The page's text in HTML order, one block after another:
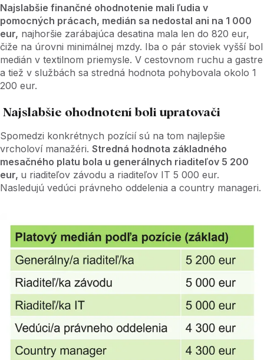
Najslabšie finančné ohodnotenie mali ľudia v
pomocných prácach, medián sa nedostal ani na 1 000
eur, najhoršie zarábajúca desatina mala len do 820 eur,
čiže na úrovni minimálnej mzdy. Iba o pár stoviek vyšší bol
medián v textilnom priemysle. V cestovnom ruchu a gastre
a tiež v službách sa stredná hodnota pohybovala okolo 1
200 eur.
Najslabšie ohodnotení boli upratovači
Spomedzi konkrétnych pozícií sú na tom najlepšie
vrcholoví manažéri. Stredná hodnota základného
mesačného platu bola u generálnych riaditeľov 5 200
eur, u riaditeľov závodu a riaditeľov IT 5 000 eur.
Nasledujú vedúci právneho oddelenia a country manageri.